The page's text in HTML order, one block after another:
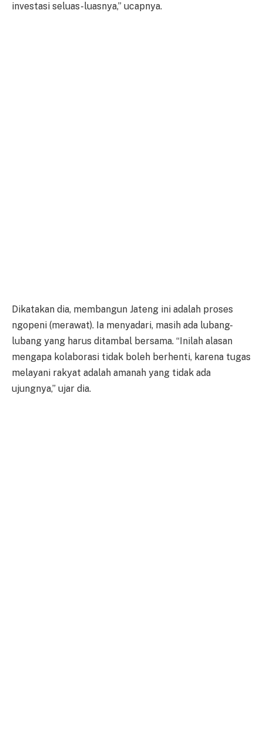
investasi seluas-luasnya,” ucapnya.
Dikatakan dia, membangun Jateng ini adalah proses
ngopeni (merawat). Ia menyadari, masih ada lubang-
lubang yang harus ditambal bersama. “Inilah alasan
mengapa kolaborasi tidak boleh berhenti, karena tugas
melayani rakyat adalah amanah yang tidak ada
ujungnya,” ujar dia.